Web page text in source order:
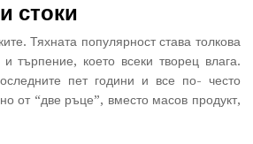
стоки
Тяхната популярност става толкова
търпение, което всеки творец влага.
пет години и все по- често
от “две ръце”, вместо масов продукт,